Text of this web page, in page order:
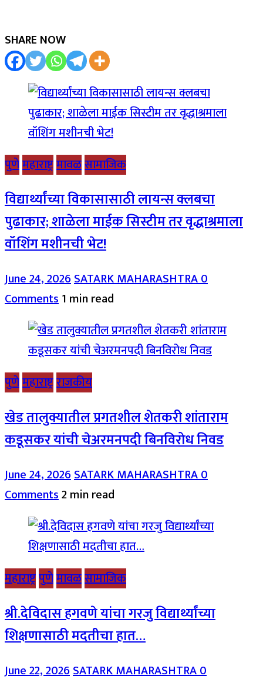
SHARE NOW
पुणेमहाराष्ट्रमावळसामाजिक
विद्यार्थ्यांच्या विकासासाठी लायन्स क्लबचा
पुढाकार; शाळेला माईक सिस्टीम तर वृद्धाश्रमाला
वॉशिंग मशीनची भेट!
June 24, 2026SATARK MAHARASHTRA0
Comments1 min read
पुणेमहाराष्ट्रराजकीय
खेड तालुक्यातील प्रगतशील शेतकरी शांताराम
कडूसकर यांची चेअरमनपदी बिनविरोध निवड
June 24, 2026SATARK MAHARASHTRA0
Comments2 min read
महाराष्ट्रपुणेमावळसामाजिक
श्री.देविदास हगवणे यांचा गरजु विद्यार्थ्यांच्या
शिक्षणासाठी मदतीचा हात…
June 22, 2026SATARK MAHARASHTRA0